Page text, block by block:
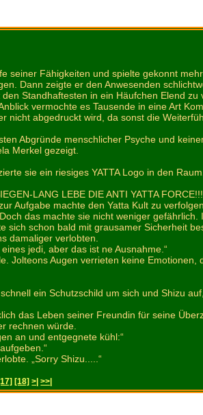
seiner Fähigkeiten und spielte gekonnt
Dann zeigte er den Anwesenden
Standhaftesten in ein Häufchen Elend
vermochte es Tausende in eine Art
nicht abgedruckt wird, da sonst die
Abgründe menschlicher Psyche und
Merkel gezeigt.
sie ein riesiges YATTA Logo in den
LANG LEBE DIE ANTI YATTA
Aufgabe machte den Yatta Kult zu
das machte sie nicht weniger gefährlich.
sich schon bald mit grausamer Sicherheit
damaliger verlobten.
jedi, aber das ist ne Ausnahme.“
Jolteons Augen verrieten keine Emotionen,
ein Schutzschild um sich und Shizu
das Leben seiner Freundin für seine
rechnen würde.
an und entgegnete kühl:“
„Sorry Shizu.....“
[18] >| >>|